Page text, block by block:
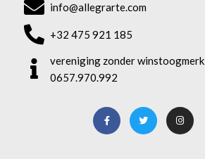
info@allegrarte.com
+32 475 921 185
vereniging zonder winstoogmerk
0657.970.992